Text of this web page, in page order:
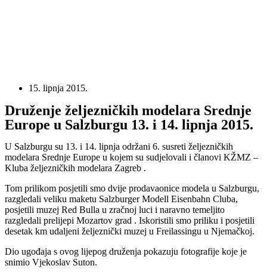
15. lipnja 2015.
Druženje željezničkih modelara Srednje
Europe u Salzburgu 13. i 14. lipnja 2015.
U Salzburgu su 13. i 14. lipnja održani 6. susreti željezničkih
modelara Srednje Europe u kojem su sudjelovali i članovi KŽMZ –
Kluba željezničkih modelara Zagreb .
Tom prilikom posjetili smo dvije prodavaonice modela u Salzburgu,
razgledali veliku maketu Salzburger Modell Eisenbahn Cluba,
posjetili muzej Red Bulla u zračnoj luci i naravno temeljito
razgledali prelijepi Mozartov grad . Iskoristili smo priliku i posjetili
desetak km udaljeni željeznički muzej u Freilassingu u Njemačkoj.
Dio ugođaja s ovog lijepog druženja pokazuju fotografije koje je
snimio Vjekoslav Suton.